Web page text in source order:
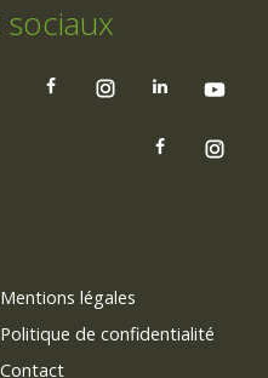
sociaux
Mentions légales
Politique de confidentialité
Contact